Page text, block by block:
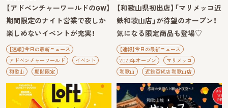
【アドベンチャーワールドのGW】
期間限定のナイト営業で夜しか
楽しめないイベントが充実！
【速報】今日の最新ニュース
アドベンチャーワールド
イベント
和歌山
期間限定
【和歌山県初出店】「マリメッコ近
鉄和歌山店」が待望のオープン！
気になる限定商品も登場♡
【速報】今日の最新ニュース
2026年オープン
マリメッコ
和歌山
近鉄百貨店 和歌山店